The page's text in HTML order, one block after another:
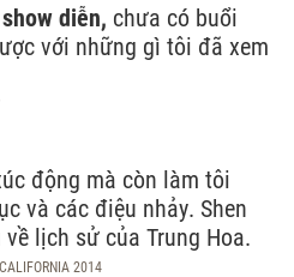
diễn, chưa có buổi
với những gì tôi đã xem
động mà còn làm tôi
và các điệu nhảy. Shen
lịch sử của Trung Hoa.
2014